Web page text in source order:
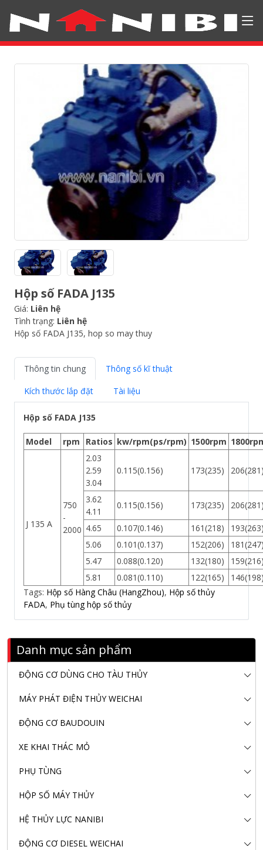
Danh mục sản phẩm
ĐỘNG CƠ DÙNG CHO TÀU THỦY
MÁY PHÁT ĐIỆN THỦY WEICHAI
ĐỘNG CƠ BAUDOUIN
XE KHAI THÁC MỎ
PHỤ TÙNG
HỘP SỐ MÁY THỦY
HỆ THỦY LỰC NANIBI
ĐỘNG CƠ DIESEL WEICHAI
Hộp số FADA J135
Giá: Liên hệ
Tình trạng: Liên hệ
Hộp số FADA J135, hop so may thuy
Thông tin chung
Thông số kĩ thuật
Kích thước lắp đặt
Tài liệu
Hộp số FADA J135
Model rpm Ratios kw/rpm(ps/rpm) 1500rpm
J 135 A
750
-
2000
2.03
2.59
3.04
0.115(0.156) 173(235)
3.62
4.11
0.115(0.156) 173(235)
4.65 0.107(0.146) 161(218)
5.06
0.101(0.137) 152(206)
5.47
0.088(0.120) 132(180)
5.81
0.081(0.110) 122(165)
Tags: Hộp số Hàng Châu (HangZhou), Hộp số thủy
FADA, Phụ tùng hộp số thủy